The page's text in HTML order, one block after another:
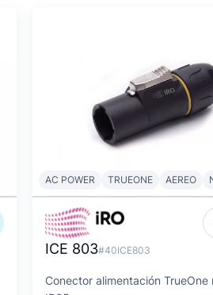
AC POWER TRUEONE AEREO
ICE 803#40ICE803
Conector alimentación TrueOne